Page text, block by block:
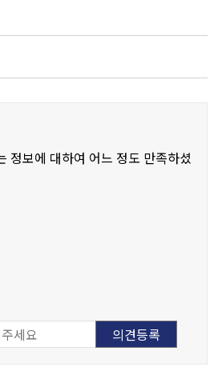
정보에 대하여 어느 정도 만족하셨